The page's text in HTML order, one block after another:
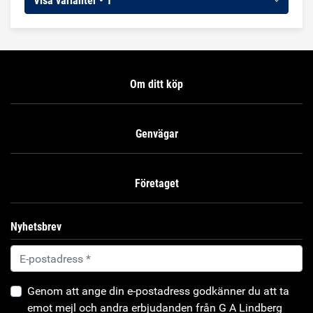
keramiska detaljer.
Om ditt köp
Genvägar
Företaget
Nyhetsbrev
Genom att ange din e-postadress godkänner du att ta
emot mejl och andra erbjudanden från G A Lindberg